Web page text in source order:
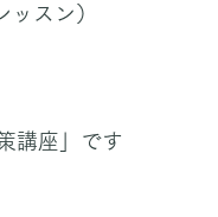
スン）
講座」です